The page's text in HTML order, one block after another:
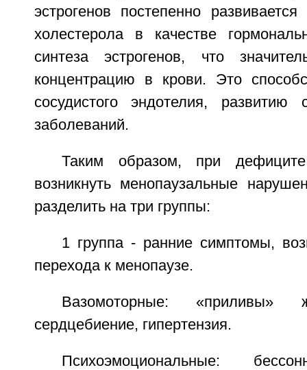
эстрогенов постепенно развивается
холестерола в качестве
синтеза эстрогенов, что
концентрацию в крови. Это
сосудистого эндотелия, развитию
заболеваний.
Таким образом, при дефиците
возникнуть менопаузальные
разделить на три группы:
1 группа - ранние симптомы,
перехода к менопаузе.
Вазомоторные: «приливы»
сердцебиение, гипертензия.
Психоэмоциональные: